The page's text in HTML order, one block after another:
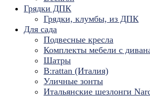
Грядки ДПК
Грядки, клумбы, из ДПК
Для сада
Подвесные кресла
Комплекты мебели с
Шатры
B:rattan (Италия)
Уличные зонты
Итальянские шезлонги